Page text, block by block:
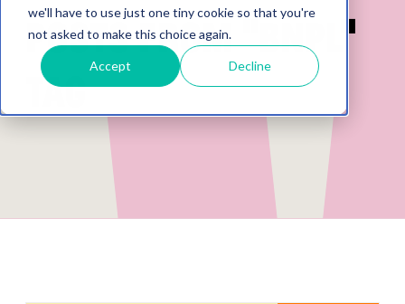
we'll have to use just one tiny cookie so that you're
not asked to make this choice again.
Accept Decline
Posts from "BNPL"
tag